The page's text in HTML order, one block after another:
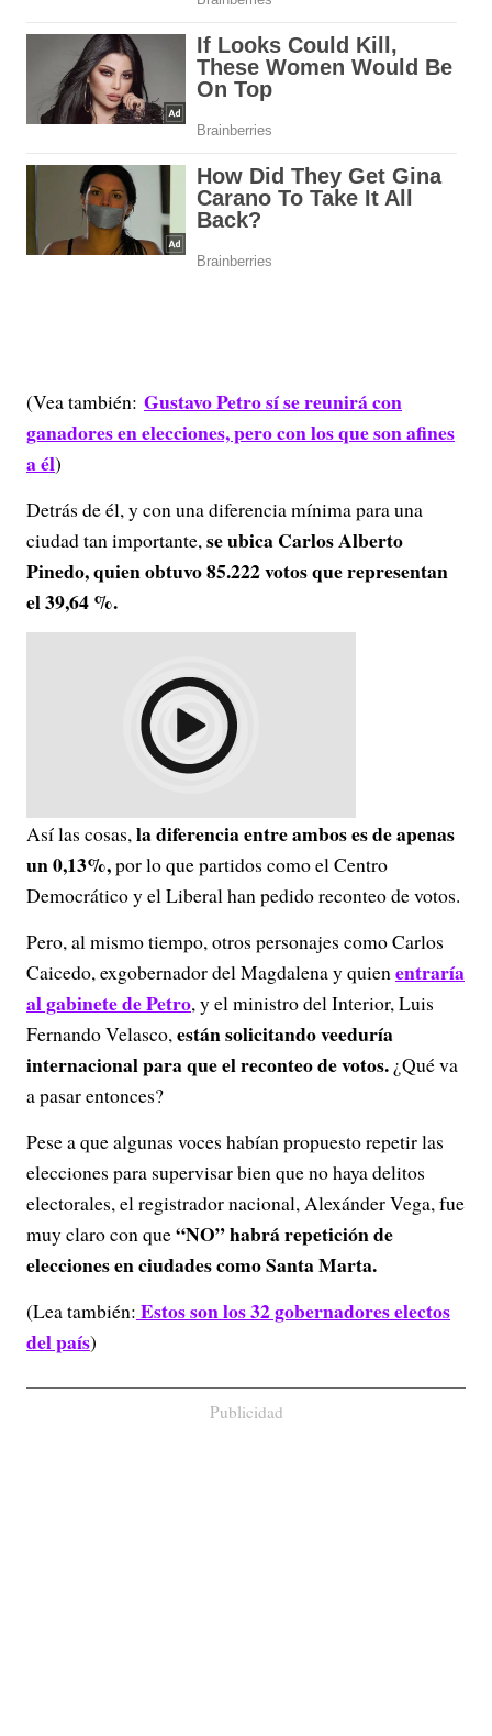
(Vea también: Gustavo Petro sí se reunirá con
ganadores en elecciones, pero con los que son afines
a él)
Detrás de él, y con una diferencia mínima para una
ciudad tan importante,se ubica Carlos Alberto
Pinedo, quien obtuvo 85.222 votos que representan
el 39,64 %.
Así las cosas,la diferencia entre ambos es de apenas
un 0,13%,por lo que partidos como el Centro
Democrático y el Liberal han pedido reconteo de votos.
Pero, al mismo tiempo, otros personajes como Carlos
Caicedo, exgobernador del Magdalena y quienentraría
al gabinete de Petro, y el ministro del Interior, Luis
Fernando Velasco,están solicitando veeduría
internacional para que el reconteo de votos. ¿Qué va
a pasar entonces?
Pese a que algunas voces habían propuesto repetir las
elecciones para supervisar bien que no haya delitos
electorales, el registrador nacional, Alexánder Vega, fue
muy claro con que“NO” habrá repetición de
elecciones en ciudades como Santa Marta.
(Lea también: Estos son los 32 gobernadores electos
del país)
Publicidad